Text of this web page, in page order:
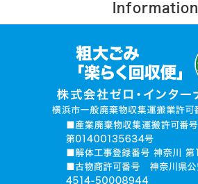
Information
ご利用の流れ
運営会社
無許可業者に注意
お電話でお見積り依頼